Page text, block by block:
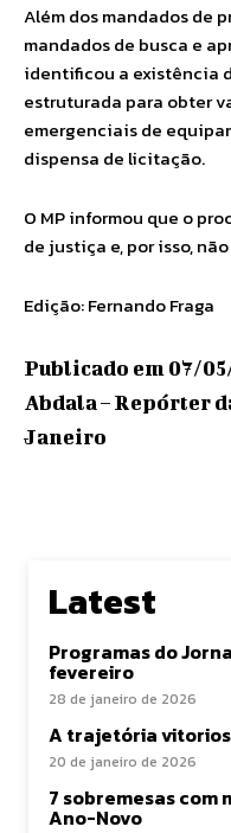
Além dos mandados de
mandados de busca e
identificou a existência
estruturada para obter
emergenciais de
dispensa de licitação.
O MP informou que o
de justiça e, por isso,
Edição: Fernando Fraga
Publicado em 07/
Abdala – Repórter
Janeiro
Latest
Programas do
fevereiro
28 de janeiro de 2026
A trajetória
20 de janeiro de 2026
7 sobremesas com
Ano-Novo